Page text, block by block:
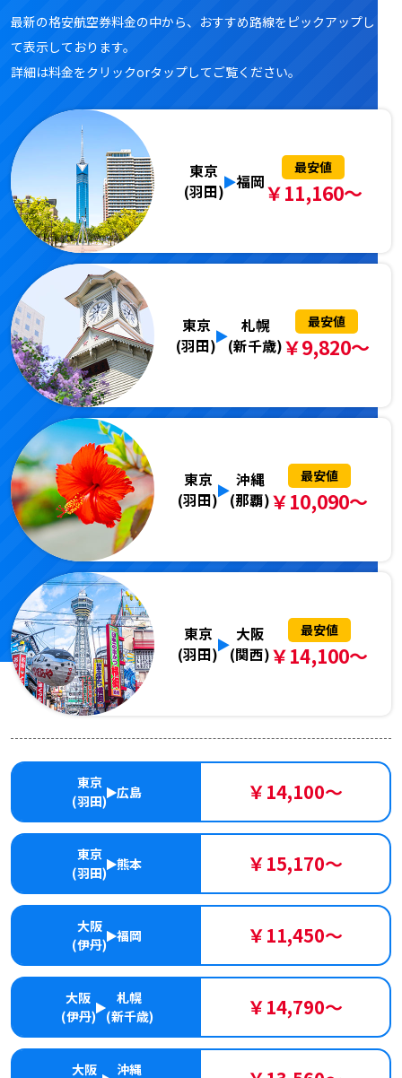
最新の格安航空券料金の中から、おすすめ路線をピックアップし
て表示しております。
詳細は料金をクリックorタップしてご覧ください。
東京
(羽田) 福岡
最安値
￥11,160～
東京
(羽田)
札幌
(新千歳)
最安値
￥9,820～
東京
(羽田)
沖縄
(那覇)
最安値
￥10,090～
東京
(羽田)
大阪
(関西)
最安値
￥14,100～
東京
(羽田)
広島 ￥14,100～
東京
(羽田)
熊本 ￥15,170～
大阪
(伊丹)
福岡 ￥11,450～
大阪
(伊丹)
札幌
(新千歳)
￥14,790～
大阪 沖縄